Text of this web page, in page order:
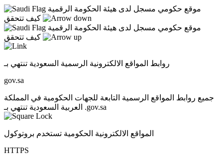
موقع حكومي مسجل لدى هيئة الحكومة الرقمية
موقع حكومي مسجل لدى هيئة الحكومة الرقمية
روابط المواقع الالكترونية الرسمية السعودية تنتهي بـ
gov.sa
جميع روابط المواقع الرسمية التابعة للجهات الحكومية في المملكة
العربية السعودية تنتهي بـ .gov.sa
المواقع الالكترونية الحكومية تستخدم بروتوكول
HTTPS